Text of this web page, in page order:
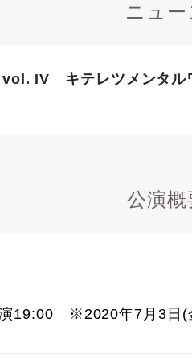
ニュー
vol. IV キテレツメンタル
公演概
19:00 ※2020年7月3日(